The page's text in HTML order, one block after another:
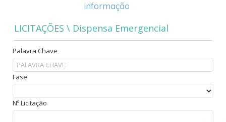
informação
LICITAÇÕES \ Dispensa Emergencial
Palavra Chave
Fase
Nº Licitação